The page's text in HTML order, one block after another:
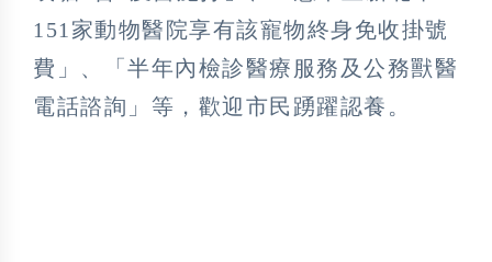
151家動物醫院享有該寵物終身免收掛號
費」、「半年內檢診醫療服務及公務獸醫
電話諮詢」等，歡迎市民踴躍認養。